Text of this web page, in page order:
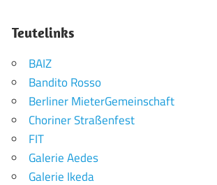
Teutelinks
BAIZ
Bandito Rosso
Berliner MieterGemeinschaft
Choriner Straßenfest
FIT
Galerie Aedes
Galerie Ikeda